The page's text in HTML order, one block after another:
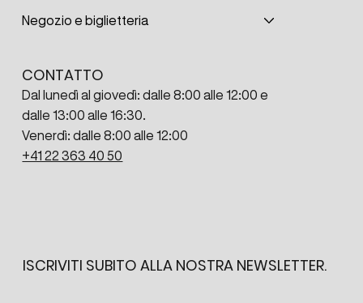
Negozio e biglietteria
CONTATTO
Dal lunedì al giovedì: dalle 8:00 alle 12:00 e
dalle 13:00 alle 16:30.
Venerdì: dalle 8:00 alle 12:00
+41 22 363 40 50
ISCRIVITI SUBITO ALLA NOSTRA NEWSLETTER.